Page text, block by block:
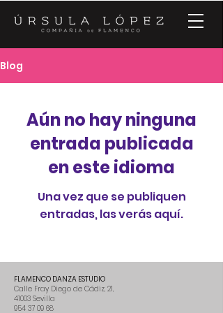
Blog
Aún no hay ninguna
entrada publicada
en este idioma
Una vez que se publiquen
entradas, las verás aquí.
FLAMENCO DANZA ESTUDIO
Calle Fray Diego de Cádiz, 21,
41003 Sevilla
954 37 09 68